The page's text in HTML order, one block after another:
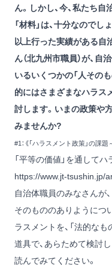
ん。しかし、今、私たち
「材料」は、十分なので
以上行った実績がある自
ん（北九州市職員）が、
いるいくつかの「人その
的にはさまざまなハラス
討します。いまの政策や
みませんか?
#1：《「ハラスメント政策」の課題
「平等の価値」を通して
https://www.jt-tsushin.jp/
自治体職員のみなさんが
そのもののありようにつ
ラスメントを、「法的なも
道具で、あらためて検討し
読んでみてください。